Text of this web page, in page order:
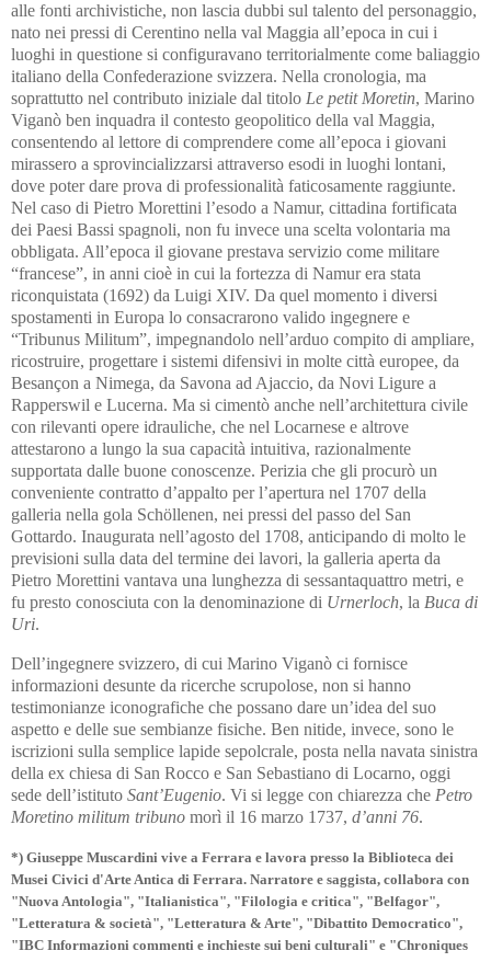
alle fonti archivistiche, non lascia dubbi sul talento del personaggio,
nato nei pressi di Cerentino nella val Maggia all’epoca in cui i
luoghi in questione si configuravano territorialmente come baliaggio
italiano della Confederazione svizzera. Nella cronologia, ma
soprattutto nel contributo iniziale dal titolo Le petit Moretin, Marino
Viganò ben inquadra il contesto geopolitico della val Maggia,
consentendo al lettore di comprendere come all’epoca i giovani
mirassero a sprovincializzarsi attraverso esodi in luoghi lontani,
dove poter dare prova di professionalità faticosamente raggiunte.
Nel caso di Pietro Morettini l’esodo a Namur, cittadina fortificata
dei Paesi Bassi spagnoli, non fu invece una scelta volontaria ma
obbligata. All’epoca il giovane prestava servizio come militare
“francese”, in anni cioè in cui la fortezza di Namur era stata
riconquistata (1692) da Luigi XIV. Da quel momento i diversi
spostamenti in Europa lo consacrarono valido ingegnere e
“Tribunus Militum”, impegnandolo nell’arduo compito di ampliare,
ricostruire, progettare i sistemi difensivi in molte città europee, da
Besançon a Nimega, da Savona ad Ajaccio, da Novi Ligure a
Rapperswil e Lucerna. Ma si cimentò anche nell’architettura civile
con rilevanti opere idrauliche, che nel Locarnese e altrove
attestarono a lungo la sua capacità intuitiva, razionalmente
supportata dalle buone conoscenze. Perizia che gli procurò un
conveniente contratto d’appalto per l’apertura nel 1707 della
galleria nella gola Schöllenen, nei pressi del passo del San
Gottardo. Inaugurata nell’agosto del 1708, anticipando di molto le
previsioni sulla data del termine dei lavori, la galleria aperta da
Pietro Morettini vantava una lunghezza di sessantaquattro metri, e
fu presto conosciuta con la denominazione di Urnerloch, la Buca di
Uri.
Dell’ingegnere svizzero, di cui Marino Viganò ci fornisce
informazioni desunte da ricerche scrupolose, non si hanno
testimonianze iconografiche che possano dare un’idea del suo
aspetto e delle sue sembianze fisiche. Ben nitide, invece, sono le
iscrizioni sulla semplice lapide sepolcrale, posta nella navata sinistra
della ex chiesa di San Rocco e San Sebastiano di Locarno, oggi
sede dell’istituto Sant’Eugenio. Vi si legge con chiarezza che Petro
Moretino militum tribuno morì il 16 marzo 1737, d’anni 76.
*) Giuseppe Muscardini vive a Ferrara e lavora presso la Biblioteca dei
Musei Civici d'Arte Antica di Ferrara. Narratore e saggista, collabora con
"Nuova Antologia", "Italianistica", "Filologia e critica", "Belfagor",
"Letteratura & società", "Letteratura & Arte", "Dibattito Democratico",
"IBC Informazioni commenti e inchieste sui beni culturali" e "Chroniques